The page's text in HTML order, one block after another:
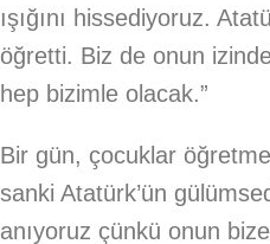
ışığını hissediyoruz.
öğretti. Biz de onun
hep bizimle olacak.”
Bir gün, çocuklar
sanki Atatürk’ün
anıyoruz çünkü onun